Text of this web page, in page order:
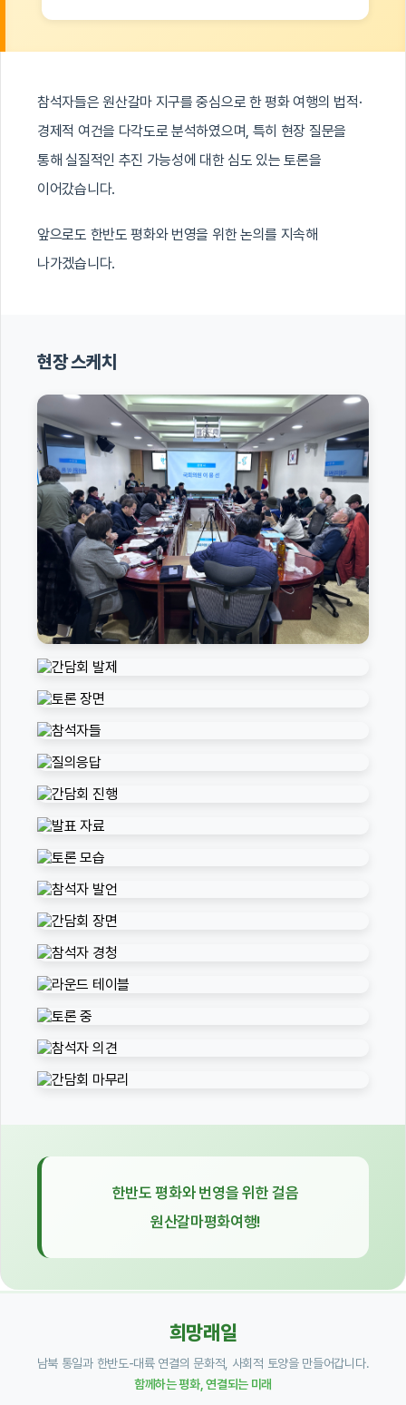
참석자들은 원산갈마 지구를 중심으로 한 평화 여행의 법적·
경제적 여건을 다각도로 분석하였으며, 특히 현장 질문을
통해 실질적인 추진 가능성에 대한 심도 있는 토론을
이어갔습니다.
앞으로도 한반도 평화와 번영을 위한 논의를 지속해
나가겠습니다.
현장 스케치
한반도 평화와 번영을 위한 걸음
원산갈마평화여행!
희망래일
남북 통일과 한반도-대륙 연결의 문화적, 사회적 토양을 만들어갑니다.
함께하는 평화, 연결되는 미래